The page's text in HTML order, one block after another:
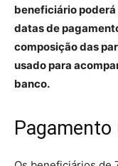
beneficiário
datas de
composição das
usado para
banco.